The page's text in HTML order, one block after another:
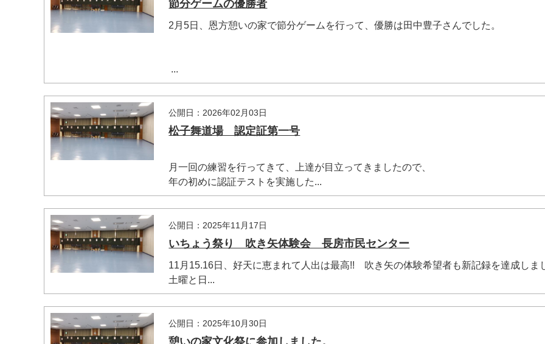
節分ゲームの優勝者
2月5日、恩方憩いの家で節分ゲームを行って、優勝は田中豊子さんでした。
...
公開日：2026年02月03日
松子舞道場 認定証第一号
月一回の練習を行ってきて、上達が目立ってきましたので、
年の初めに認証テストを実施した...
公開日：2025年11月17日
いちょう祭り 吹き矢体験会 長房市民センター
11月15.16日、好天に恵まれて人出は最高!! 吹き矢の体験希望者も新記録を達成しま
土曜と日...
公開日：2025年10月30日
憩いの家文化祭に参加しました。